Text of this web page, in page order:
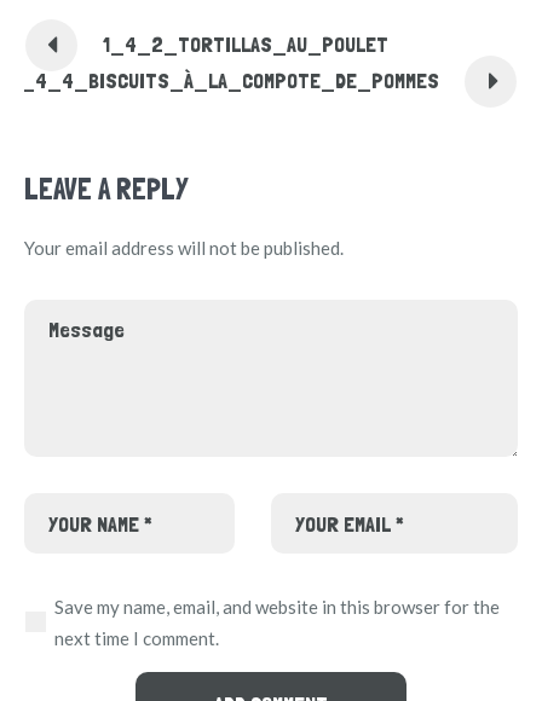
1_4_2_TORTILLAS_AU_POULET
1_4_4_BISCUITS_À_LA_COMPOTE_DE_POMMES
LEAVE A REPLY
Your email address will not be published.
Save my name, email, and website in this browser for the
next time I comment.